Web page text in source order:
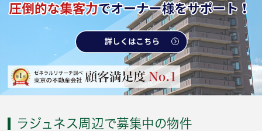
ラジュネス周辺で募集中の物件